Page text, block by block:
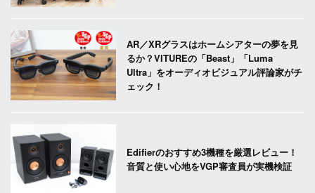
AR／XRグラスはホームシアターの夢を見
るか？VITUREの「Beast」「Luma
Ultra」をオーディオビジュアル評論家がチ
ェック！
Edifierのおすすめ3機種を厳選レビュー！
音質と使い心地をVGP審査員が実機検証